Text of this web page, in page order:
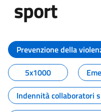
sport
Tutti i
Prevenzione della
5x1000
Indennità collaboratori